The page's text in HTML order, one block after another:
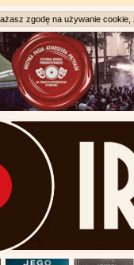
zgodę na używanie